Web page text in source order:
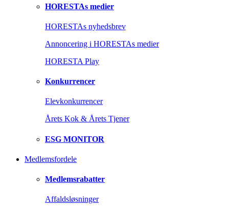
HORESTAs medier
HORESTAs nyhedsbrev
Annoncering i HORESTAs medier
HORESTA Play
Konkurrencer
Elevkonkurrencer
Årets Kok & Årets Tjener
ESG MONITOR
Medlemsfordele
Medlemsrabatter
Affaldsløsninger